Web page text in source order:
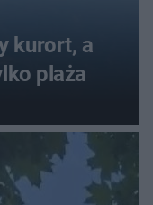
kurort, a
plaża